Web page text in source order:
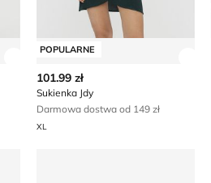
POPULARNE
101.99 zł
Sukienka Jdy
Darmowa dostwa od 149 zł
XL